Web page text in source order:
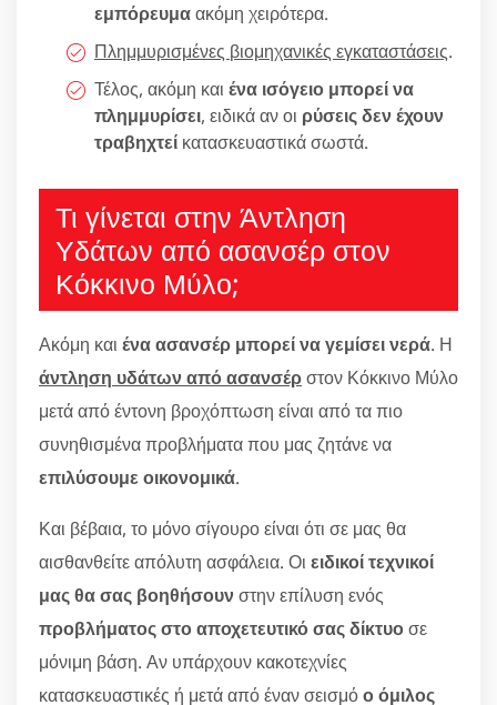
εμπόρευμαακόμη χειρότερα.
Πλημμυρισμένες βιομηχανικές εγκαταστάσεις.
Τέλος, ακόμη και ένα ισόγειο μπορεί να
πλημμυρίσει, ειδικά αν οι ρύσεις δεν έχουν
τραβηχτεί κατασκευαστικά σωστά.
Τι γίνεται στην Άντληση
Υδάτων από ασανσέρ στον
Κόκκινο Μύλο;
Ακόμη και ένα ασανσέρ μπορεί να γεμίσει νερά. Η
άντληση υδάτων από ασανσέρστον Κόκκινο Μύλο
μετά από έντονη βροχόπτωση είναι από τα πιο
συνηθισμένα προβλήματα που μας ζητάνε να
επιλύσουμε οικονομικά.
Και βέβαια, το μόνο σίγουρο είναι ότι σε μας θα
αισθανθείτε απόλυτη ασφάλεια. Οι ειδικοί τεχνικοί
μας θα σας βοηθήσουνστην επίλυση ενός
προβλήματος στο αποχετευτικό σας δίκτυοσε
μόνιμη βάση. Αν υπάρχουν κακοτεχνίες
κατασκευαστικές ή μετά από έναν σεισμόο όμιλος